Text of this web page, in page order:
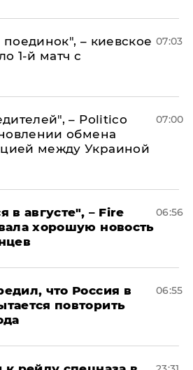
– киевское
1-й матч с
07:03
– Politico
обмена
между Украиной
07:00
в августе", – Fire
хорошую новость
06:56
что Россия в
повторить
06:55